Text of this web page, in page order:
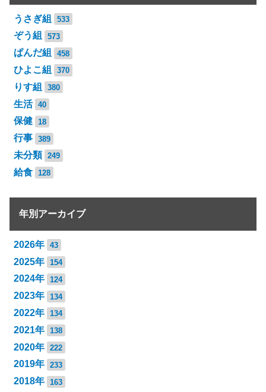
うさぎ組 533
ぞう組 573
ぱんだ組 458
ひよこ組 370
りす組 380
生活 40
保健 18
行事 389
未分類 249
給食 128
年別アーカイブ
2026年 43
2025年 154
2024年 124
2023年 134
2022年 134
2021年 138
2020年 222
2019年 233
2018年 163